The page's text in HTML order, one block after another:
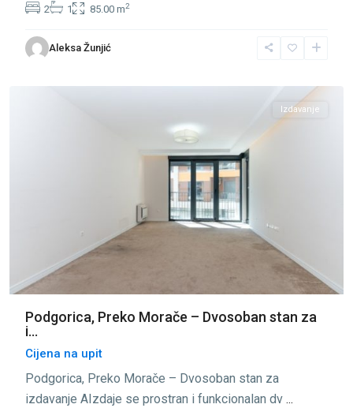
2 1 85.00 m2
Aleksa Žunjić
Preko
Morače,
Izdavanje
Podgorica, Preko Morače – Dvosoban stan za
i...
Cijena na upit
Podgorica, Preko Morače – Dvosoban stan za
izdavanje AIzdaje se prostran i funkcionalan dv ...